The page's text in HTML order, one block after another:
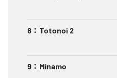
8 ： Totonoi 2
9 ： Minamo